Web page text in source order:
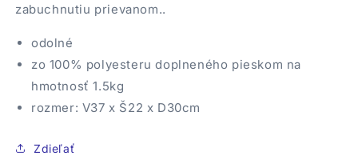
zabuchnutiu prievanom..
odolné
zo 100% polyesteru doplneného pieskom na
hmotnosť 1.5kg
rozmer: V37 x Š22 x D30cm
Zdieľať